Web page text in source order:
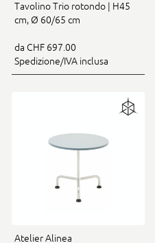
Tavolino Trio rotondo | H45
cm, Ø 60/65 cm
da CHF 697.00
Spedizione/IVA inclusa
Atelier Alinea